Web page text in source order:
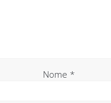
Nome *